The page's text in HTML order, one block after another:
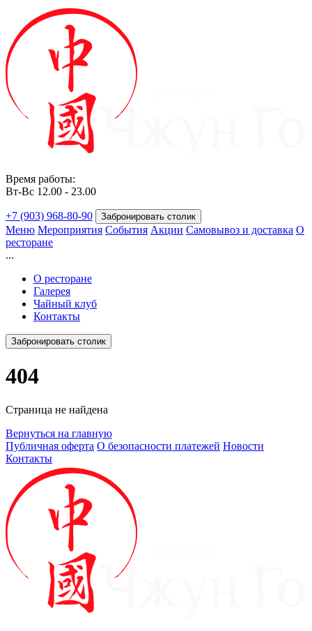
Время работы:
Вт-Вс 12.00 - 23.00
+7 (903) 968-80-90 Забронировать столик
Меню Мероприятия События Акции Самовывоз и доставка О
ресторане
...
О ресторане
Галерея
Чайный клуб
Контакты
Забронировать столик
404
Страница не найдена
Вернуться на главную
Публичная оферта О безопасности платежей Новости
Контакты